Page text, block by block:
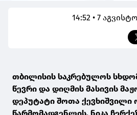
14:52 • 7
თბილისის საკრებულოს
წევრი და დიღმის მასივის
დეპუტატი შოთა ქევხიშვილი